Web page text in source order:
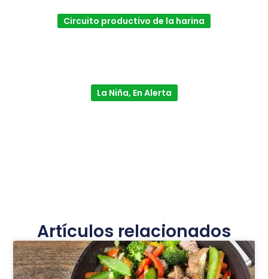
Circuito productivo de la harina
La Niña, En Alerta
Artículos relacionados